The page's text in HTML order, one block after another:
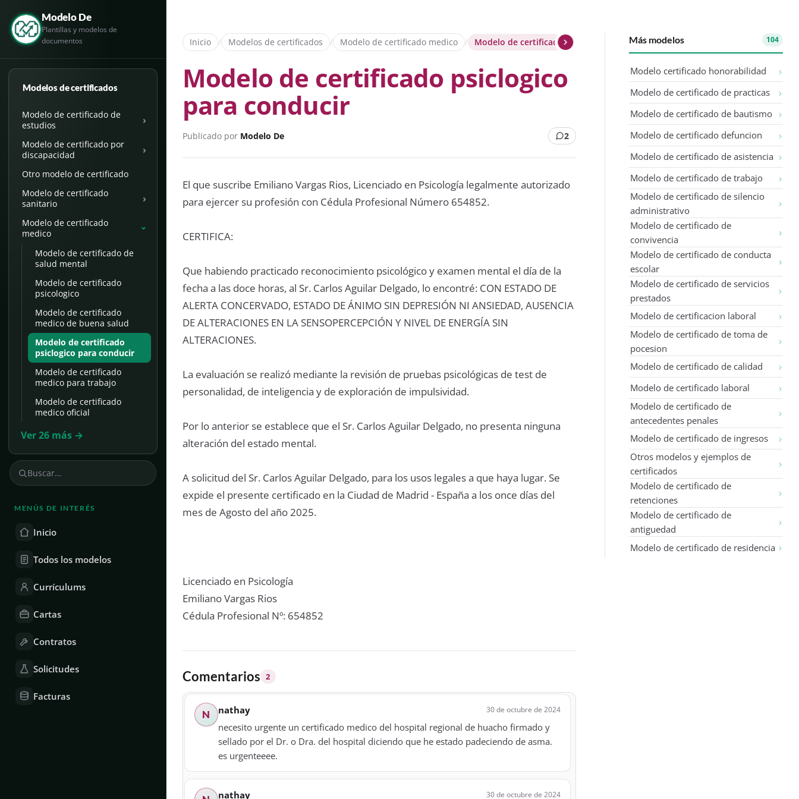
Modelo De
Plantillas y modelos de
documentos
Modelos de certificados
Modelo de certificado de
estudios
›
Modelo de certificado por
discapacidad
›
Otro modelo de certificado
Modelo de certificado
sanitario
›
Modelo de certificado
medico
›
Modelo de certificado de
salud mental
Modelo de certificado
psicologico
Modelo de certificado
medico de buena salud
Modelo de certificado
psiclogico para conducir
Modelo de certificado
medico para trabajo
Modelo de certificado
medico oficial
Ver 26 más →
MENÚS DE INTERÉS
Inicio
Todos los modelos
Currículums
Cartas
Contratos
Solicitudes
Facturas
Inicio / Modelos de certificados / Modelo de certificado medico / Modelo de certificado psiclogico para conducir
Modelo de certificado psiclogico
para conducir
Publicado por Modelo De 2
El que suscribe Emiliano Vargas Rios, Licenciado en Psicología legalmente autorizado
para ejercer su profesión con Cédula Profesional Número 654852.
CERTIFICA:
Que habiendo practicado reconocimiento psicológico y examen mental el día de la
fecha a las doce horas, al Sr. Carlos Aguilar Delgado, lo encontré: CON ESTADO DE
ALERTA CONCERVADO, ESTADO DE ÁNIMO SIN DEPRESIÓN NI ANSIEDAD, AUSENCIA
DE ALTERACIONES EN LA SENSOPERCEPCIÓN Y NIVEL DE ENERGÍA SIN
ALTERACIONES.
La evaluación se realizó mediante la revisión de pruebas psicológicas de test de
personalidad, de inteligencia y de exploración de impulsividad.
Por lo anterior se establece que el Sr. Carlos Aguilar Delgado, no presenta ninguna
alteración del estado mental.
A solicitud del Sr. Carlos Aguilar Delgado, para los usos legales a que haya lugar. Se
expide el presente certificado en la Ciudad de Madrid - España a los once días del
mes de Agosto del año 2025.
Licenciado en Psicología
Emiliano Vargas Rios
Cédula Profesional Nº: 654852
Comentarios 2
N nathay 30 de octubre de 2024
necesito urgente un certificado medico del hospital regional de huacho firmado y
sellado por el Dr. o Dra. del hospital diciendo que he estado padeciendo de asma.
es urgenteeee.
nathay 30 de octubre de 2024
Más modelos 104
Modelo certificado honorabilidad
Modelo de certificado de practicas
Modelo de certificado de bautismo
Modelo de certificado defuncion
Modelo de certificado de asistencia
Modelo de certificado de trabajo
Modelo de certificado de silencio
administrativo
Modelo de certificado de
convivencia
Modelo de certificado de conducta
escolar
Modelo de certificado de servicios
prestados
Modelo de certificacion laboral
Modelo de certificado de toma de
pocesion
Modelo de certificado de calidad
Modelo de certificado laboral
Modelo de certificado de
antecedentes penales
Modelo de certificado de ingresos
Otros modelos y ejemplos de
certificados
Modelo de certificado de
retenciones
Modelo de certificado de
antiguedad
Modelo de certificado de residencia